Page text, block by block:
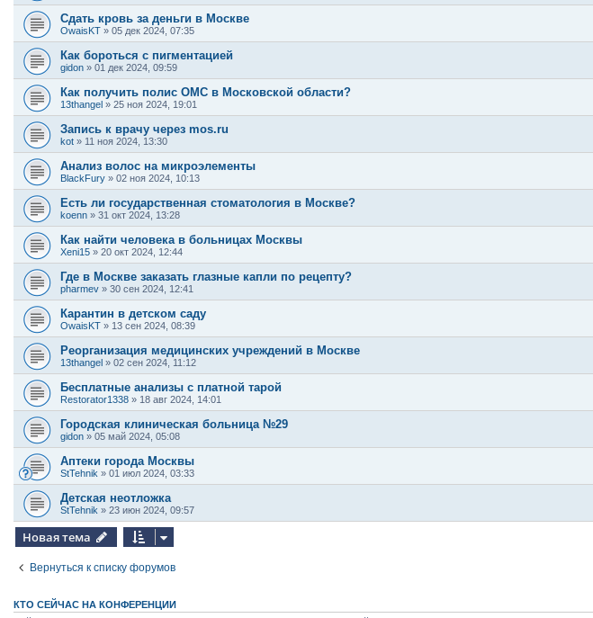
Сдать кровь за деньги в Москве
OwaisKT » 05 дек 2024, 07:35
Как бороться с пигментацией
gidon » 01 дек 2024, 09:59
Как получить полис ОМС в Московской области?
13thangel » 25 ноя 2024, 19:01
Запись к врачу через mos.ru
kot » 11 ноя 2024, 13:30
Анализ волос на микроэлементы
BlackFury » 02 ноя 2024, 10:13
Есть ли государственная стоматология в Москве?
koenn » 31 окт 2024, 13:28
Как найти человека в больницах Москвы
Xeni15 » 20 окт 2024, 12:44
Где в Москве заказать глазные капли по рецепту?
pharmev » 30 сен 2024, 12:41
Карантин в детском саду
OwaisKT » 13 сен 2024, 08:39
Реорганизация медицинских учреждений в Москве
13thangel » 02 сен 2024, 11:12
Бесплатные анализы с платной тарой
Restorator1338 » 18 авг 2024, 14:01
Городская клиническая больница №29
gidon » 05 май 2024, 05:08
Аптеки города Москвы
StTehnik » 01 июл 2024, 03:33
Детская неотложка
StTehnik » 23 июн 2024, 09:57
Новая тема
Вернуться к списку форумов
КТО СЕЙЧАС НА КОНФЕРЕНЦИИ